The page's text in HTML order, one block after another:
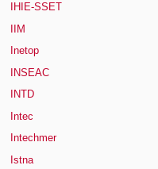
IHIE-SSET
IIM
Inetop
INSEAC
INTD
Intec
Intechmer
Istna